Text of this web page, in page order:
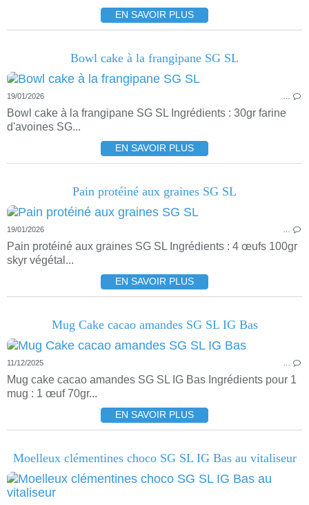
EN SAVOIR PLUS
Bowl cake à la frangipane SG SL
19/01/2026
Bowl cake à la frangipane SG SL Ingrédients : 30gr farine
d'avoines SG...
EN SAVOIR PLUS
Pain protéiné aux graines SG SL
19/01/2026
Pain protéiné aux graines SG SL Ingrédients : 4 œufs 100gr
skyr végétal...
EN SAVOIR PLUS
Mug Cake cacao amandes SG SL IG Bas
11/12/2025
Mug cake cacao amandes SG SL IG Bas Ingrédients pour 1
mug : 1 œuf 70gr...
EN SAVOIR PLUS
Moelleux clémentines choco SG SL IG Bas au vitaliseur